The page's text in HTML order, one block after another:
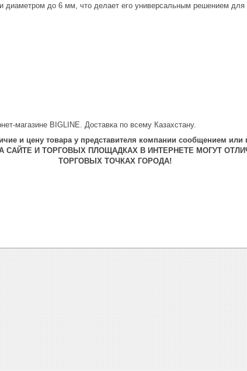
диаметром до 6 мм, что делает его универсальным решением для
магазине BIGLINE. Доставка по всему Казахстану.
и цену товара у представителя компании сообщением или
САЙТЕ И ТОРГОВЫХ ПЛОЩАДКАХ В ИНТЕРНЕТЕ МОГУТ
ТОРГОВЫХ ТОЧКАХ ГОРОДА!